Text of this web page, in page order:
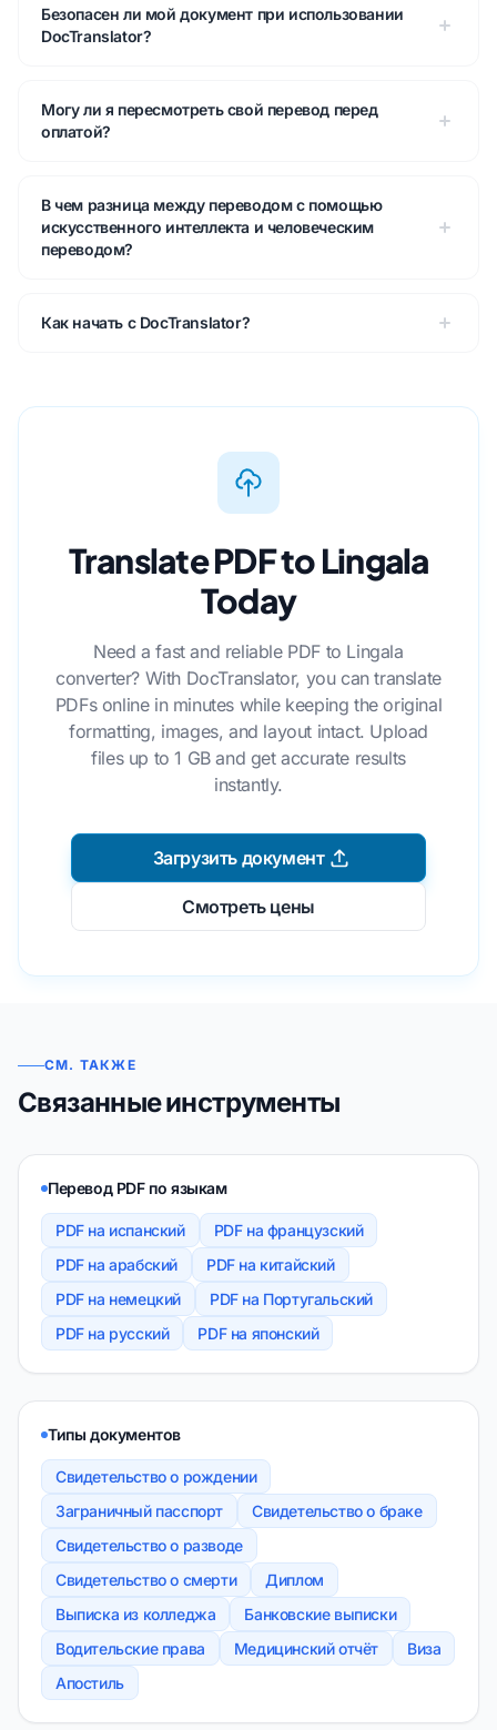
Безопасен ли мой документ при использовании
DocTranslator?
Могу ли я пересмотреть свой перевод перед
оплатой?
В чем разница между переводом с помощью
искусственного интеллекта и человеческим
переводом?
Как начать с DocTranslator?
Translate PDF to Lingala
Today
Need a fast and reliable PDF to Lingala
converter? With DocTranslator, you can translate
PDFs online in minutes while keeping the original
formatting, images, and layout intact. Upload
files up to 1 GB and get accurate results
instantly.
Загрузить документ
Смотреть цены
СМ. ТАКЖЕ
Связанные инструменты
Перевод PDF по языкам
PDF на испанский
PDF на французский
PDF на арабский
PDF на китайский
PDF на немецкий
PDF на Португальский
PDF на русский
PDF на японский
Типы документов
Свидетельство о рождении
Заграничный пасспорт
Свидетельство о браке
Свидетельство о разводе
Свидетельство о смерти
Диплом
Выписка из колледжа
Банковские выписки
Водительские права
Медицинский отчёт
Виза
Апостиль